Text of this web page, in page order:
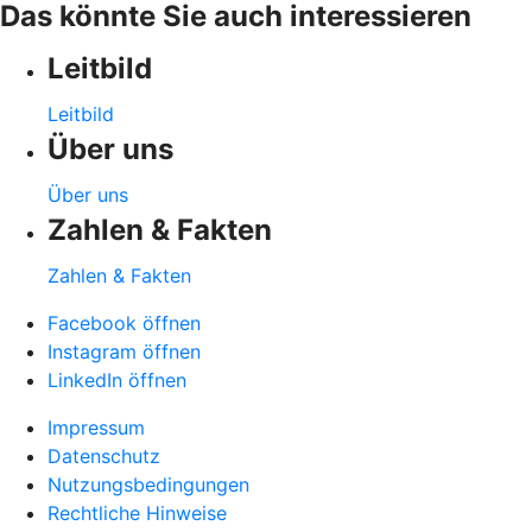
Das könnte Sie auch interessieren
Leitbild
Leitbild
Über uns
Über uns
Zahlen & Fakten
Zahlen & Fakten
Facebook öffnen
Instagram öffnen
LinkedIn öffnen
Impressum
Datenschutz
Nutzungsbedingungen
Rechtliche Hinweise